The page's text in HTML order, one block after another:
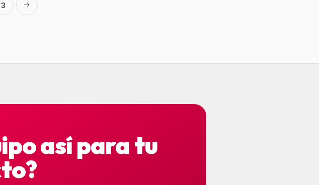
3
así para tu